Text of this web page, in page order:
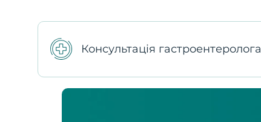
Консультація гастроентеролога